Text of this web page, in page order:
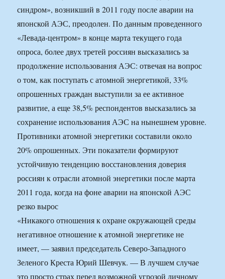
синдром», возникший в 2011 году после аварии на
японской АЭС, преодолен. По данным проведенного
«Левада-центром» в конце марта текущего года
опроса, более двух третей россиян высказались за
продолжение использования АЭС: отвечая на вопрос
о том, как поступать с атомной энергетикой, 33%
опрошенных граждан выступили за ее активное
развитие, а еще 38,5% респондентов высказались за
сохранение использования АЭС на нынешнем уровне.
Противники атомной энергетики составили около
20% опрошенных. Эти показатели формируют
устойчивую тенденцию восстановления доверия
россиян к отрасли атомной энергетики после марта
2011 года, когда на фоне аварии на японской АЭС
резко вырос
«Никакого отношения к охране окружающей среды
негативное отношение к атомной энергетике не
имеет, — заявил председатель Северо-Западного
Зеленого Креста Юрий Шевчук. — В лучшем случае
это просто страх перед возможной угрозой личному